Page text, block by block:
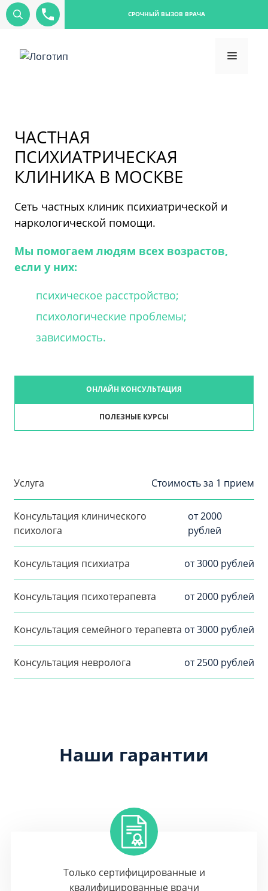
СРОЧНЫЙ ВЫЗОВ ВРАЧА
ЧАСТНАЯ
ПСИХИАТРИЧЕСКАЯ
КЛИНИКА В МОСКВЕ
Сеть частных клиник психиатрической и
наркологической помощи.
Мы помогаем людям всех возрастов,
если у них:
психическое расстройство;
психологические проблемы;
зависимость.
ОНЛАЙН КОНСУЛЬТАЦИЯ
ПОЛЕЗНЫЕ КУРСЫ
Услуга Стоимость за 1 прием
Консультация клинического
психолога
от 2000
рублей
Консультация психиатра от 3000 рублей
Консультация психотерапевта от 2000 рублей
Консультация семейного терапевта от 3000 рублей
Консультация невролога от 2500 рублей
Наши гарантии
Только сертифицированные и
квалифицированные врачи